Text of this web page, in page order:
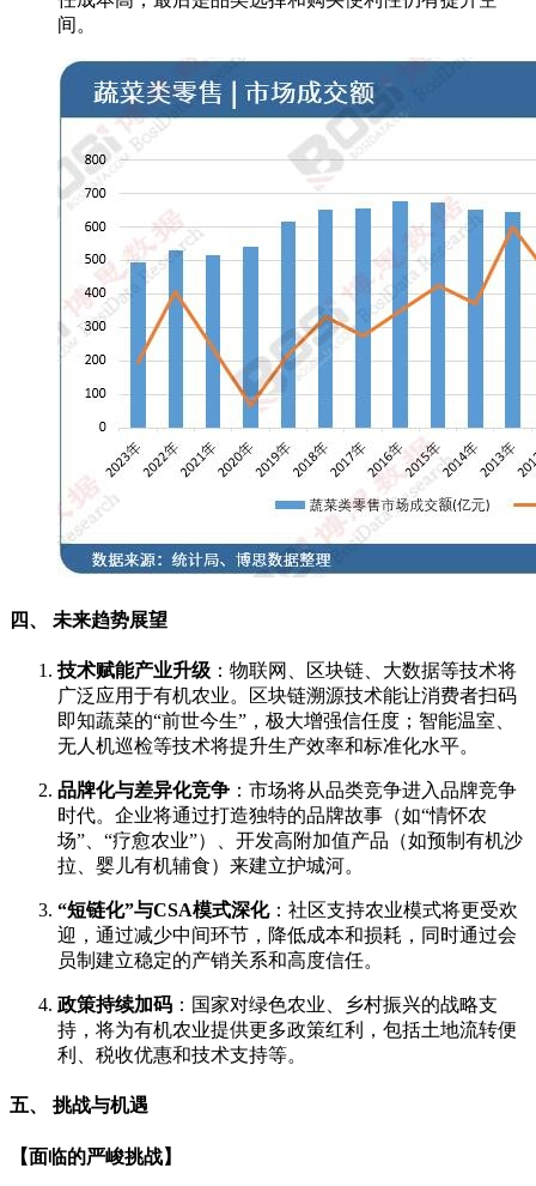
间。
四、 未来趋势展望
技术赋能产业升级 ：物联网、区块链、大数据等技术将
广泛应用于有机农业。区块链溯源技术能让消费者扫码
即知蔬菜的“前世今生”，极大增强信任度；智能温室、
无人机巡检等技术将提升生产效率和标准化水平。
品牌化与差异化竞争 ：市场将从品类竞争进入品牌竞争
时代。企业将通过打造独特的品牌故事（如“情怀农
场”、“疗愈农业”）、开发高附加值产品（如预制有机沙
拉、婴儿有机辅食）来建立护城河。
“短链化”与CSA模式深化：社区支持农业模式将更受欢
迎，通过减少中间环节，降低成本和损耗，同时通过会
员制建立稳定的产销关系和高度信任。
政策持续加码 ：国家对绿色农业、乡村振兴的战略支
持，将为有机农业提供更多政策红利，包括土地流转便
利、税收优惠和技术支持等。
五、 挑战与机遇
【面临的严峻挑战】